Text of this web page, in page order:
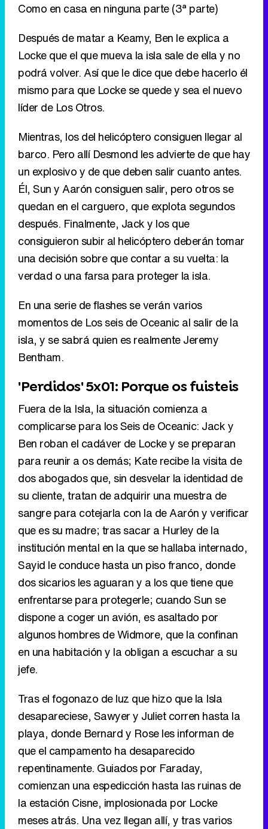
Como en casa en ninguna parte (3ª parte)
Después de matar a Keamy, Ben le explica a
Locke que el que mueva la isla sale de ella y no
podrá volver. Así que le dice que debe hacerlo él
mismo para que Locke se quede y sea el nuevo
líder de Los Otros.
Mientras, los del helicóptero consiguen llegar al
barco. Pero allí Desmond les advierte de que hay
un explosivo y de que deben salir cuanto antes.
Él, Sun y Aarón consiguen salir, pero otros se
quedan en el carguero, que explota segundos
después. Finalmente, Jack y los que
consiguieron subir al helicóptero deberán tomar
una decisión sobre que contar a su vuelta: la
verdad o una farsa para proteger la isla.
En una serie de flashes se verán varios
momentos de Los seis de Oceanic al salir de la
isla, y se sabrá quien es realmente Jeremy
Bentham.
'Perdidos' 5x01: Porque os fuisteis
Fuera de la Isla, la situación comienza a
complicarse para los Seis de Oceanic: Jack y
Ben roban el cadáver de Locke y se preparan
para reunir a os demás; Kate recibe la visita de
dos abogados que, sin desvelar la identidad de
su cliente, tratan de adquirir una muestra de
sangre para cotejarla con la de Aarón y verificar
que es su madre; tras sacar a Hurley de la
institución mental en la que se hallaba internado,
Sayid le conduce hasta un piso franco, donde
dos sicarios les aguaran y a los que tiene que
enfrentarse para protegerle; cuando Sun se
dispone a coger un avión, es asaltado por
algunos hombres de Widmore, que la confinan
en una habitación y la obligan a escuchar a su
jefe.
Tras el fogonazo de luz que hizo que la Isla
desapareciese, Sawyer y Juliet corren hasta la
playa, donde Bernard y Rose les informan de
que el campamento ha desaparecido
repentinamente. Guiados por Faraday,
comienzan una espedicción hasta las ruinas de
la estación Cisne, implosionada por Locke
meses atrás. Una vez llegan allí, y tras varios